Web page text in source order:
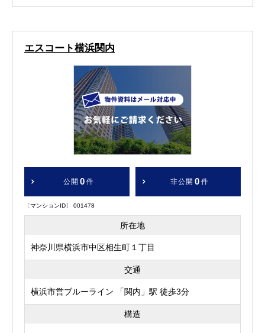
エスコート横浜関内
公開 0 件 非公開 0 件
〔マンションID〕 001478
所在地
神奈川県横浜市中区相生町１丁目
交通
横浜市営ブルーライン 「関内」駅 徒歩3分
構造